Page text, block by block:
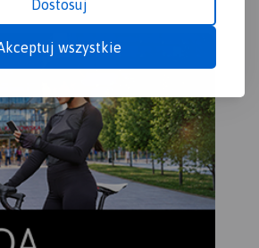
Dostosuj
wszystkie